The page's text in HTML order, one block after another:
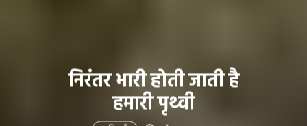
निरंतर भारी होती जाती है
हमारी पृथ्वी